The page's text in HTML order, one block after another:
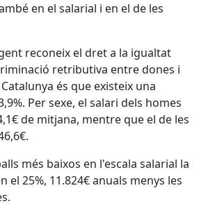
en el salarial i en el de les
reconeix el dret a la igualtat
retributiva entre dones i
és que existeix una
Per sexe, el salari dels homes
de mitjana, mentre que el de les
més baixos en l'escala salarial la
el 25%, 11.824€ anuals menys les